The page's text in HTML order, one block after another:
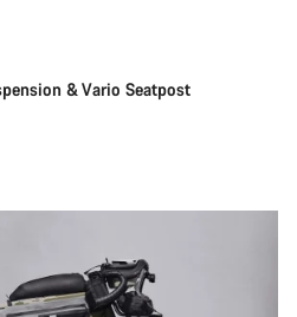
& Vario Seatpost